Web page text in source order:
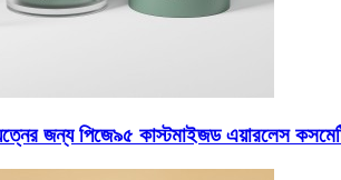
জন্য পিজে৯৫ কাস্টমাইজড এয়ারলেস